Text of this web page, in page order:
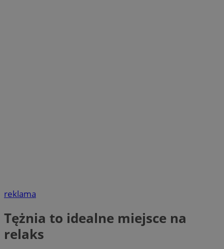
reklama
Tężnia to idealne miejsce na
relaks